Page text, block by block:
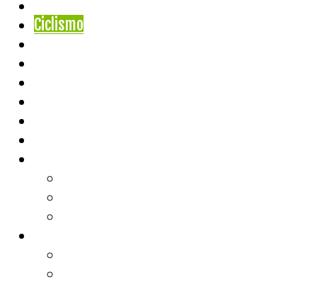
Ciclismo